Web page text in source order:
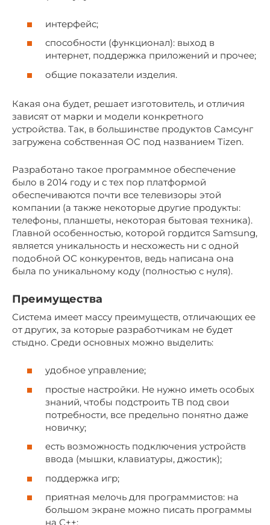
интерфейс;
способности (функционал): выход в
интернет, поддержка приложений и прочее;
общие показатели изделия.
Какая она будет, решает изготовитель, и отличия
зависят от марки и модели конкретного
устройства. Так, в большинстве продуктов Самсунг
загружена собственная ОС под названием Tizen.
Разработано такое программное обеспечение
было в 2014 году и с тех пор платформой
обеспечиваются почти все телевизоры этой
компании (а также некоторые другие продукты:
телефоны, планшеты, некоторая бытовая техника).
Главной особенностью, которой гордится Samsung,
является уникальность и несхожесть ни с одной
подобной ОС конкурентов, ведь написана она
была по уникальному коду (полностью с нуля).
Преимущества
Система имеет массу преимуществ, отличающих ее
от других, за которые разработчикам не будет
стыдно. Среди основных можно выделить:
удобное управление;
простые настройки. Не нужно иметь особых
знаний, чтобы подстроить ТВ под свои
потребности, все предельно понятно даже
новичку;
есть возможность подключения устройств
ввода (мышки, клавиатуры, джостик);
поддержка игр;
приятная мелочь для программистов: на
большом экране можно писать программы
на С++;